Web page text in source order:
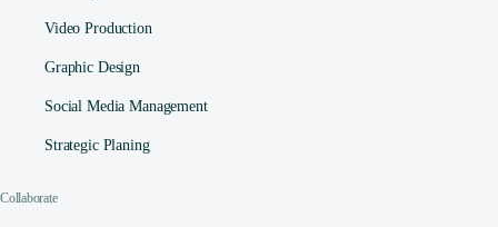
Video Production
Graphic Design
Social Media Management​
Strategic Planing
Collaborate